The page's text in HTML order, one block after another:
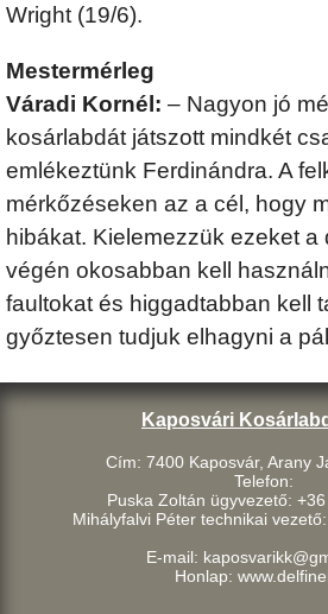
Wright (19/6).
Mestermérleg
Váradi Kornél: – Nagyon jó
kosárlabdát játszott mindkét
emlékeztünk Ferdinándra. A
mérkőzéseken az a cél, hogy
hibákat. Kielemezzük ezeket a
végén okosabban kell
faultokat és higgadtabban kell
győztesen tudjuk elhagyni a
Kaposvári
Cím: 7400 Kaposvár, Arany
Telefon:
Puska Zoltán ügyvezető:
Mihályfalvi Péter technikai
E-mail:
Honlap: